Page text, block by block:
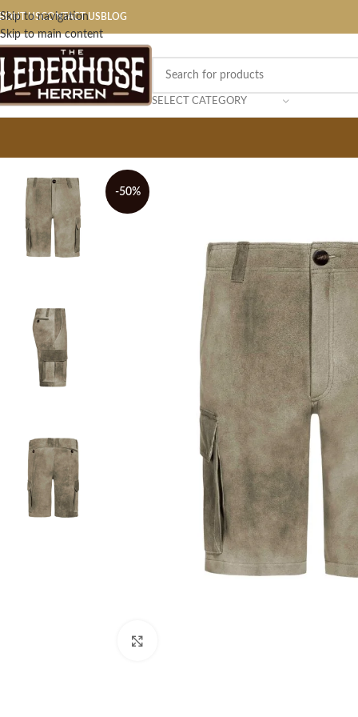
Skip to navigation
Skip to main content
USCONTACT US BLOG
SELECT CATEGORY
-50%